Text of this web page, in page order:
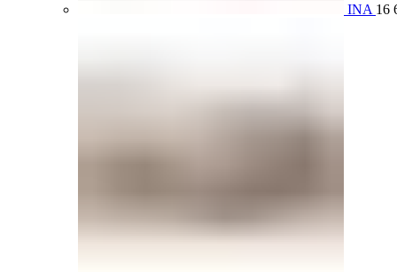
INA 16